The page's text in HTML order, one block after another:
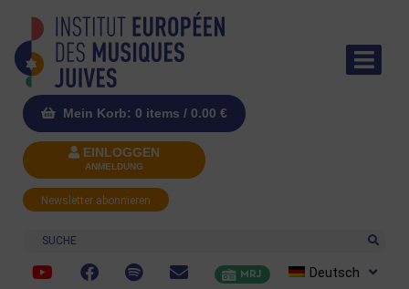
Mein Korb: 0 items / 0.00 €
EINLOGGEN
ANMELDUNG
Newsletter abonnieren
Suche
MRJ Deutsch